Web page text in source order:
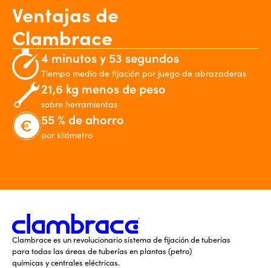
Ventajas de
Clambrace
4 minutos y 53 segundos
Tiempo medio de fijación por juego de abrazaderas
21,6 kg menos de peso
sobre herramientas
55 % de ahorro
por kilómetro
Clambrace es un revolucionario sistema de fijación de tuberías
para todas las áreas de tuberías en plantas (petro)
químicas y centrales eléctricas.